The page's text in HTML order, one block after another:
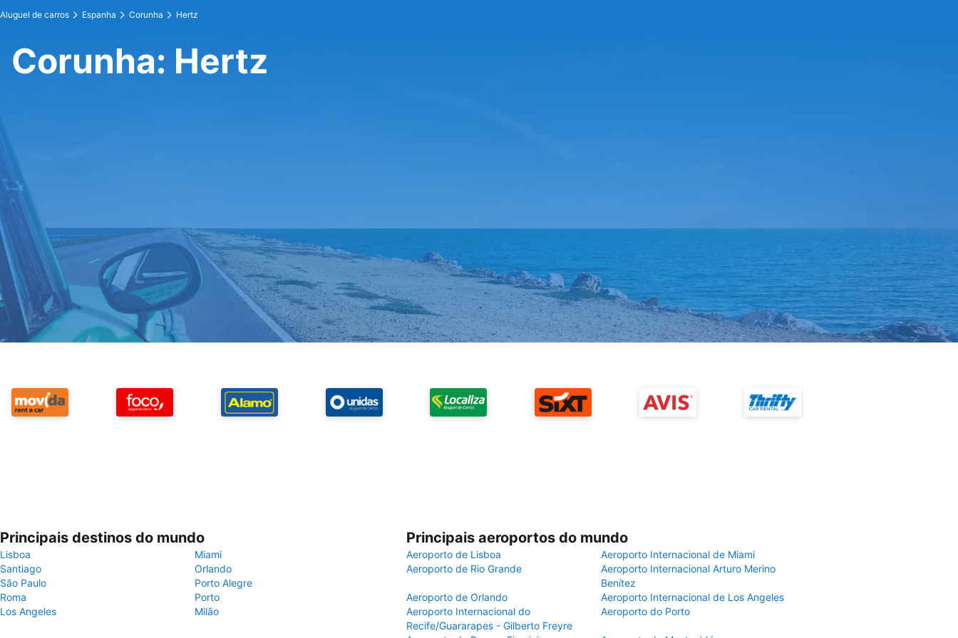
Aluguel de carros Espanha Corunha Hertz
Corunha: Hertz
Principais destinos do mundo
Lisboa
Miami
Santiago
Orlando
São Paulo
Porto Alegre
Roma
Porto
Los Angeles
Milão
Principais aeroportos do mundo
Aeroporto de Lisboa
Aeroporto Internacional de Miami
Aeroporto de Rio Grande
Aeroporto Internacional Arturo Merino
Benítez
Aeroporto de Orlando
Aeroporto Internacional de Los Angeles
Aeroporto Internacional do
Recife/Guararapes - Gilberto Freyre
Aeroporto do Porto